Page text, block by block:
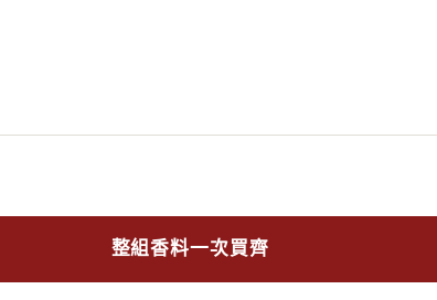
整組香料一次買齊